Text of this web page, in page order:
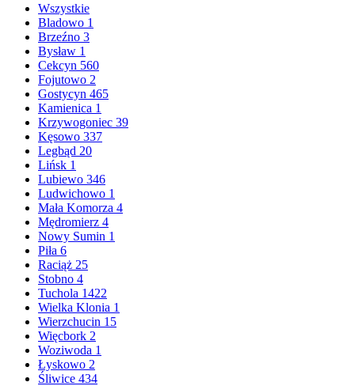
Wszystkie
Bladowo 1
Brzeźno 3
Bysław 1
Cekcyn 560
Fojutowo 2
Gostycyn 465
Kamienica 1
Krzywogoniec 39
Kęsowo 337
Legbąd 20
Lińsk 1
Lubiewo 346
Ludwichowo 1
Mała Komorza 4
Mędromierz 4
Nowy Sumin 1
Piła 6
Raciąż 25
Stobno 4
Tuchola 1422
Wielka Klonia 1
Wierzchucin 15
Więcbork 2
Woziwoda 1
Łyskowo 2
Śliwice 434